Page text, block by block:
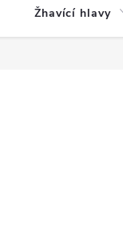
Žhavící hlavy